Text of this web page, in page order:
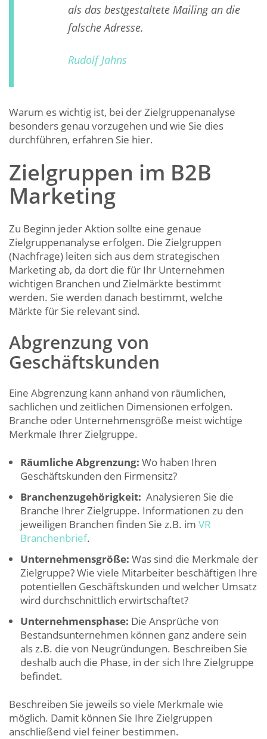
als das bestgestaltete Mailing an die
falsche Adresse.
Rudolf Jahns
Warum es wichtig ist, bei der Zielgruppenanalyse
besonders genau vorzugehen und wie Sie dies
durchführen, erfahren Sie hier.
Zielgruppen im B2B
Marketing
Zu Beginn jeder Aktion sollte eine genaue
Zielgruppenanalyse erfolgen. Die Zielgruppen
(Nachfrage) leiten sich aus dem strategischen
Marketing ab, da dort die für Ihr Unternehmen
wichtigen Branchen und Zielmärkte bestimmt
werden. Sie werden danach bestimmt, welche
Märkte für Sie relevant sind.
Abgrenzung von
Geschäftskunden
Eine Abgrenzung kann anhand von räumlichen,
sachlichen und zeitlichen Dimensionen erfolgen.
Branche oder Unternehmensgröße meist wichtige
Merkmale Ihrer Zielgruppe.
Räumliche Abgrenzung: Wo haben Ihren
Geschäftskunden den Firmensitz?
Branchenzugehörigkeit: Analysieren Sie die
Branche Ihrer Zielgruppe. Informationen zu den
jeweiligen Branchen finden Sie z.B. im VR
Branchenbrief.
Unternehmensgröße: Was sind die Merkmale der
Zielgruppe? Wie viele Mitarbeiter beschäftigen Ihre
potentiellen Geschäftskunden und welcher Umsatz
wird durchschnittlich erwirtschaftet?
Unternehmensphase: Die Ansprüche von
Bestandsunternehmen können ganz andere sein
als z.B. die von Neugründungen. Beschreiben Sie
deshalb auch die Phase, in der sich Ihre Zielgruppe
befindet.
Beschreiben Sie jeweils so viele Merkmale wie
möglich. Damit können Sie Ihre Zielgruppen
anschließend viel feiner bestimmen.